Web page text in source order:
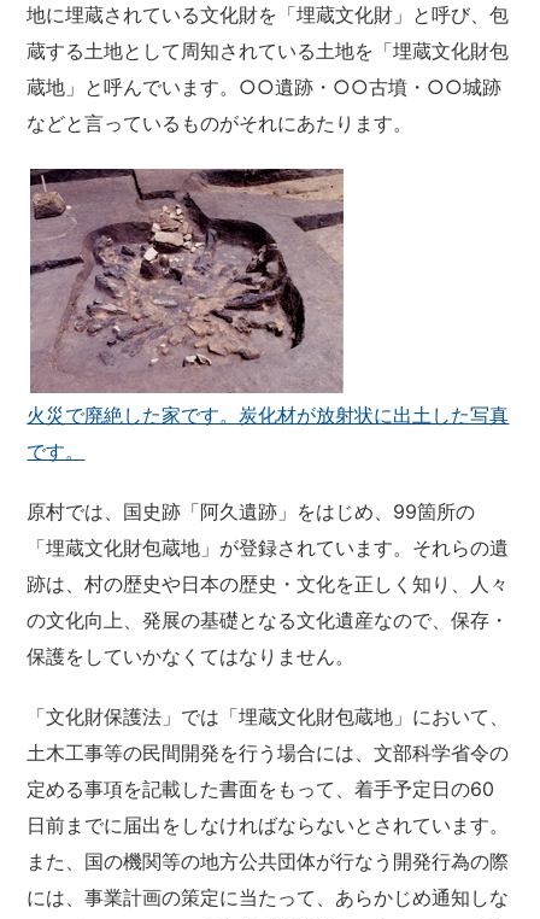
地に埋蔵されている文化財を「埋蔵文化財」と呼び、包
蔵する土地として周知されている土地を「埋蔵文化財包
蔵地」と呼んでいます。○○遺跡・○○古墳・○○城跡
などと言っているものがそれにあたります。
火災で廃絶した家です。炭化材が放射状に出土した写真
です。
原村では、国史跡「阿久遺跡」をはじめ、99箇所の
「埋蔵文化財包蔵地」が登録されています。それらの遺
跡は、村の歴史や日本の歴史・文化を正しく知り、人々
の文化向上、発展の基礎となる文化遺産なので、保存・
保護をしていかなくてはなりません。
「文化財保護法」では「埋蔵文化財包蔵地」において、
土木工事等の民間開発を行う場合には、文部科学省令の
定める事項を記載した書面をもって、着手予定日の60
日前までに届出をしなければならないとされています。
また、国の機関等の地方公共団体が行なう開発行為の際
には、事業計画の策定に当たって、あらかじめ通知しな